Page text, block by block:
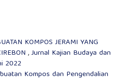
KOMPOS JERAMI YANG
,Jurnal Kajian Budaya dan
2022
Kompos dan Pengendalian